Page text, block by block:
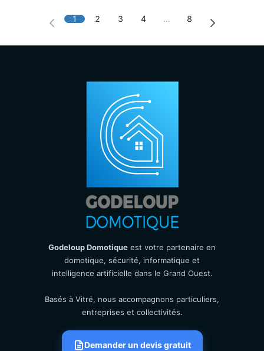
1 2 3 4 … 8
Godeloup Domotique est votre partenaire en
domotique, sécurité, informatique et
intelligence artificielle dans le Grand Ouest.
Basés à Vitré, nous accompagnons particuliers,
entreprises et collectivités.
Demander un devis gratuit